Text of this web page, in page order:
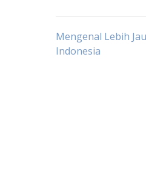
Post
Mengenal Lebih
Indonesia